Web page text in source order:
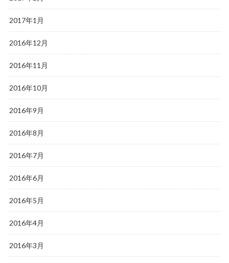
2017年1月
2016年12月
2016年11月
2016年10月
2016年9月
2016年8月
2016年7月
2016年6月
2016年5月
2016年4月
2016年3月